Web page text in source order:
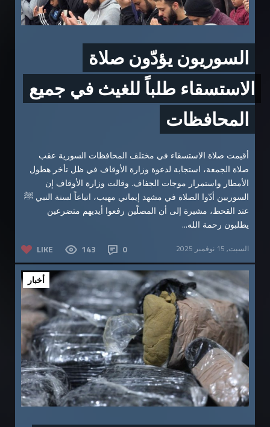
السوريون يؤدّون صلاة
الاستسقاء طلباً للغيث في جميع
المحافظات
أقيمت صلاة الاستسقاء في مختلف المحافظات السورية عقب
صلاة الجمعة، استجابة لدعوة وزارة الأوقاف في ظل تأخر هطول
الأمطار واستمرار موجات الجفاف. وقالت وزارة الأوقاف إن
السوريين أدّوا الصلاة في مشهد إيماني مهيب، اتباعاً لسنة النبي ﷺ
عند القحط، مشيرة إلى أن المصلّين رفعوا أيديهم متضرعين
يطلبون رحمة الله...
LIKE 143 0 السبت, 15 نوفمبر 2025
أخبار